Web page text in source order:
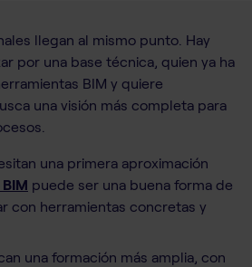
llegan al mismo punto. Hay
por una base técnica, quien ya ha
BIM y quiere
una visión más completa para
una primera aproximación
puede ser una buena forma de
con herramientas concretas y
una formación más amplia, con